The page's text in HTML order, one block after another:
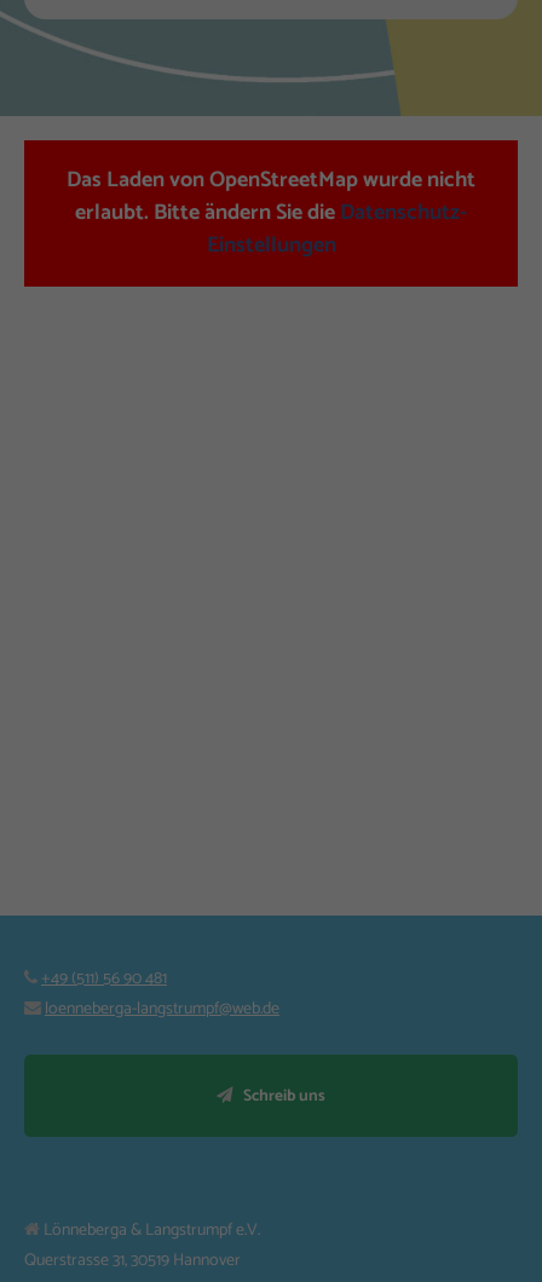
Das Laden von OpenStreetMap wurde nicht
erlaubt. Bitte ändern Sie dieDatenschutz-
Einstellungen
+49 (511) 56 90 481
loenneberga-langstrumpf@web.de
Schreib uns
Lönneberga & Langstrumpf e.V.
Querstrasse 31, 30519 Hannover